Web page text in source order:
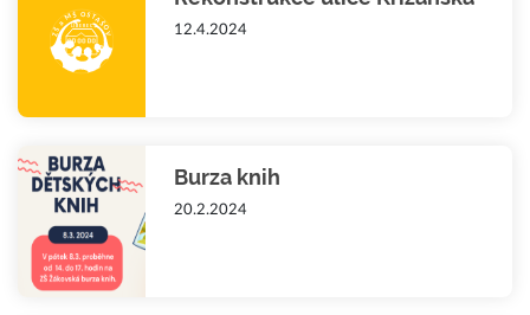
12.4.2024
Burza knih
20.2.2024